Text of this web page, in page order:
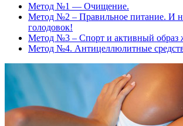
Метод №1 — Очищение.
Метод №2 – Правильное питание. И
голодовок!
Метод №3 – Спорт и активный образ
Метод №4. Антицеллюлитные